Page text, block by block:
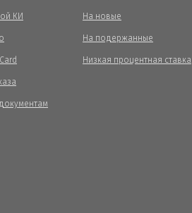
КИ На новые
На подержанные
Низкая процентная ставка